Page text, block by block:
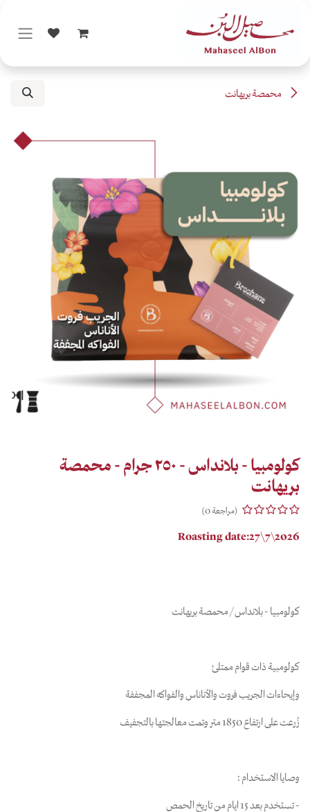
محمصة بريهانت
كولومبيا - بلانداس - ٢٥٠ جرام - محمصة
بريهانت
(مراجعة 0)
Roasting date:27\7\2026
كولومبيا - بلانداس/ محمصة بريهانت
كولومبية ذات قوام ممتلئ
وإيحاءات الجريب فروت والأناناس والفواكه المجففة
زُرعت على ارتفاع 1850 متر وتمت معالجتها بالتجفيف
وصايا الاستخدام :
- تستخدم بعد 15 ايام من تاريخ الحمص